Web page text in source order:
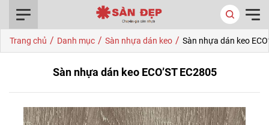
Trang chủ / Danh mục / Sàn nhựa dán keo / Sàn nhựa dán keo
Sàn nhựa dán keo ECO’ST EC2805